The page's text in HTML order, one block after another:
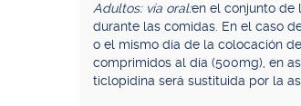
Adultos: vía oral:en el conjunto de
durante las comidas. En el caso
o el mismo día de la colocación
comprimidos al día (500mg), en
ticlopidina será sustituida por la